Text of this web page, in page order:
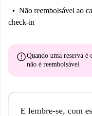
Não reembolsável ao
check-in
errorQuando uma reserva é
não é reembolsável
E lembre-se, com